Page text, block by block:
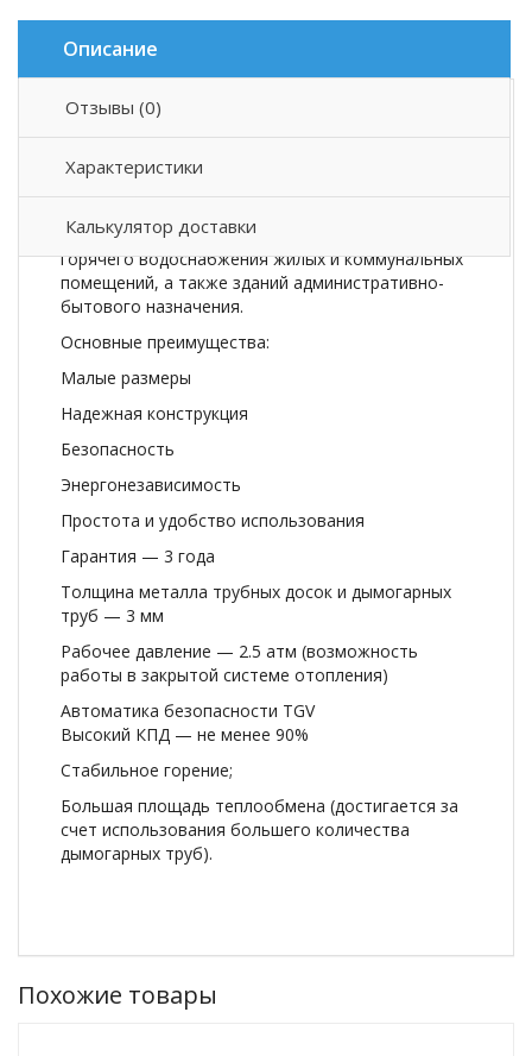
Описание
Отзывы (0)
Характеристики
Калькулятор доставки
Описание товара
малой емкости и предназначены для отопления и
горячего водоснабжения жилых и коммунальных
помещений, а также зданий административно-
бытового назначения.
Оcновные преимущества:
Малые размеры
Надежная конструкция
Безопасность
Энергонезависимость
Простота и удобство использования
Гарантия — 3 года
Толщина металла трубных досок и дымогарных
труб — 3 мм
Рабочее давление — 2.5 атм (возможность
работы в закрытой системе отопления)
Автоматика безопасности TGV
Высокий КПД — не менее 90%
Стабильное горение;
Большая площадь теплообмена (достигается за
счет использования большего количества
дымогарных труб).
Похожие товары